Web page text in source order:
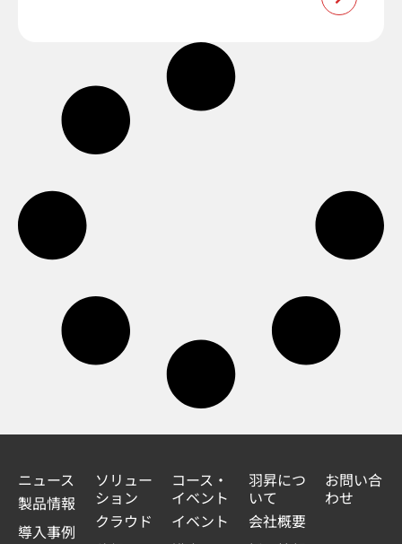
ニュース
製品情報
導入事例
ソリュー
ション
クラウド
コース・
イベント
イベント
羽昇につ
いて
会社概要
お問い合
わせ